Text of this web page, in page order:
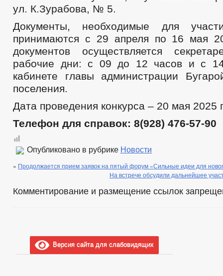
ул. К.Зурабова, № 5.
Документы, необходимые для
принимаются с 29 апреля по 16 мая
документов осуществляется
рабочие дни: с 09 до 12 часов и с
кабинете главы администрации
поселения.
Дата проведения конкурса – 20 мая 2025
Телефон для справок: 8(928) 476-57-90
Опубликовано в рубрике Новости
« Продолжается прием заявок на пятый форум «Сильные идеи для
На встрече обсудили дальнейшее
Комментирование и размещение ссылок
Версия сайта для слабовидящих